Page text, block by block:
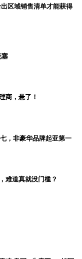
区域销售清单才能获得
塞
商，悬了！
，非豪华品牌起亚第一
难道真就没门槛？